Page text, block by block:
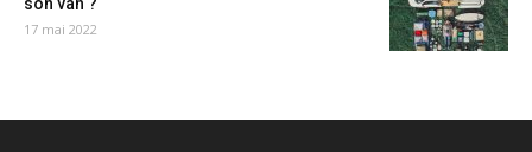
17 mai 2022